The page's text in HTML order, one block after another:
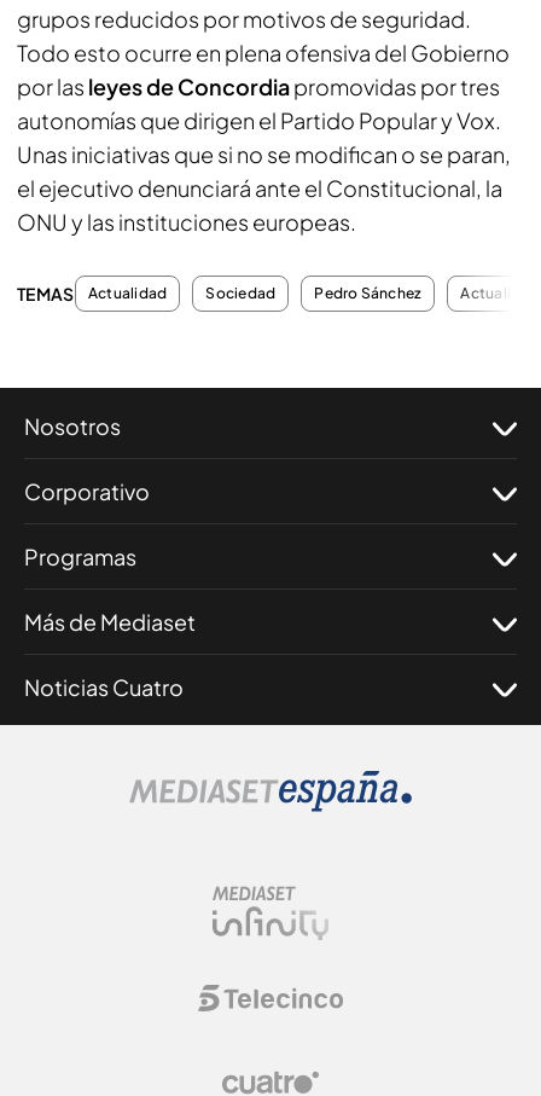
grupos reducidos por motivos de seguridad.
Todo esto ocurre en plena ofensiva del Gobierno
por las leyes de Concordiapromovidas por tres
autonomías que dirigen el Partido Popular y Vox.
Unas iniciativas que si no se modifican o se paran,
el ejecutivo denunciará ante el Constitucional, la
ONU y las instituciones europeas.
TEMAS Actualidad Sociedad Pedro Sánchez Actualidad
Nosotros
Corporativo
Programas
Más de Mediaset
Noticias Cuatro